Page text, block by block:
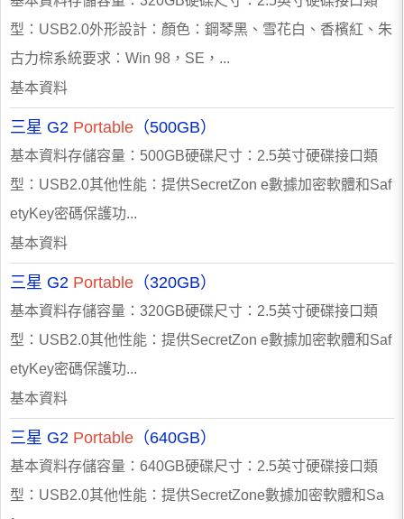
型：USB2.0外形設計：顏色：鋼琴黑、雪花白、香檳紅、朱
古力棕系統要求：Win 98，SE，...
基本資料
三星 G2 Portable （500GB）
基本資料存儲容量：500GB硬碟尺寸：2.5英寸硬碟接口類
型：USB2.0其他性能：提供SecretZon e數據加密軟體和Saf
etyKey密碼保護功...
基本資料
三星 G2 Portable （320GB）
基本資料存儲容量：320GB硬碟尺寸：2.5英寸硬碟接口類
型：USB2.0其他性能：提供SecretZon e數據加密軟體和Saf
etyKey密碼保護功...
基本資料
三星 G2 Portable （640GB）
基本資料存儲容量：640GB硬碟尺寸：2.5英寸硬碟接口類
型：USB2.0其他性能：提供SecretZone數據加密軟體和Sa